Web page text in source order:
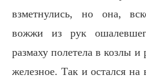
взметнулись, но она,
вожжи из рук
размаху полетела в козлы и
железное. Так и остался